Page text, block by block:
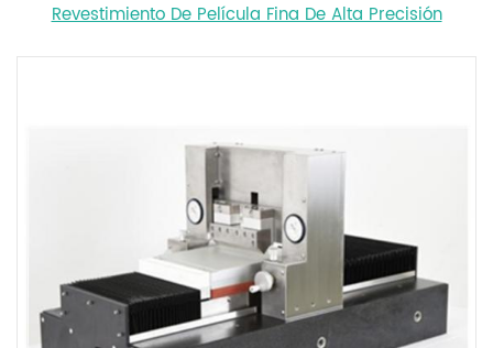
Revestimiento De Película Fina De Alta Precisión